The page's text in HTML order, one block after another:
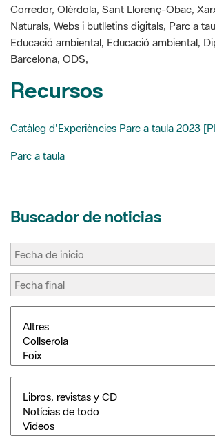
Barcelona, ODS,
Recursos